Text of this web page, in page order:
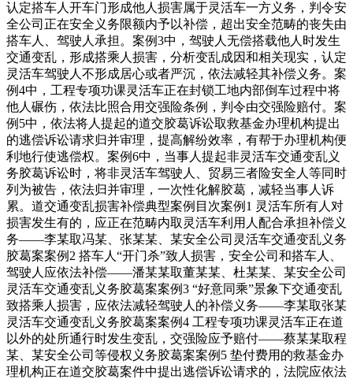
认定搭车人开车门形成他人损害属于灵活车一方义务，判令安
全公司正在安全义务限额内予以补偿，超出安全范畴的丧失由
搭车人、驾驶人承担。案例3中，驾驶人无偿搭载他人时发生
交通变乱，形成搭乘人损害，分析变乱成因和相关现实，认定
灵活车驾驶人不形成居心或者严沉，依法减轻其补偿义务。案
例4中，工程专项功课灵活车正在封锁工地内部倒车过程中将
他人碾伤，依法比照合用交强险条例，判令由交强险赔付。案
例5中，依法将人提起的道交胶葛诉讼取救基金办理机构提出
的逃偿诉讼请求归并审理，提高解纷效率，有帮于办理机构便
利地行使逃偿权。案例6中，当事人提起非灵活车交通变乱义
务胶葛诉讼时，将非灵活车驾驶人、贸易三者险安全人等同时
列为被告，依法归并审理，一次性化解胶葛，减轻当事人诉
累。道交通变乱损害补偿典型案例目次案例1 灵活车所有人对
损害发生有的，应正在范畴内取灵活车利用人配合承担补偿义
务——李某取冯某、张某某、某安全公司灵活车交通变乱义务
胶葛案案例2 搭车人“开门杀”致人损害，安全公司和搭车人、
驾驶人应依法补偿——潘某某取董某某、杜某某、某安全公司
灵活车交通变乱义务胶葛案案例3 “好意同乘”景象下交通变乱
致搭乘人损害，应依法减轻驾驶人的补偿义务——李某取张某
灵活车交通变乱义务胶葛案案例4 工程专项功课灵活车正在道
以外的处所通行时发生变乱，交强险应予赔付——蔡某某取程
某、某安全公司等侵权义务胶葛案案例5 垫付费用的救基金办
理机构正在道交胶葛案件中提出逃偿诉讼请求的，法院应依法